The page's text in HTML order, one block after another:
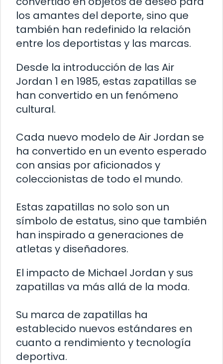
los amantes del deporte, sino que
también han redefinido la relación
entre los deportistas y las marcas.
Desde la introducción de las Air
Jordan 1 en 1985, estas zapatillas se
han convertido en un fenómeno
cultural.
Cada nuevo modelo de Air Jordan se
ha convertido en un evento esperado
con ansias por aficionados y
coleccionistas de todo el mundo.
Estas zapatillas no solo son un
símbolo de estatus, sino que también
han inspirado a generaciones de
atletas y diseñadores.
El impacto de Michael Jordan y sus
zapatillas va más allá de la moda.
Su marca de zapatillas ha
establecido nuevos estándares en
cuanto a rendimiento y tecnología
deportiva.